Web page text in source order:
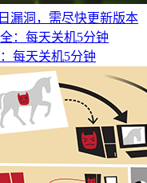
漏洞，需尽快更新版本
每天关机5分钟